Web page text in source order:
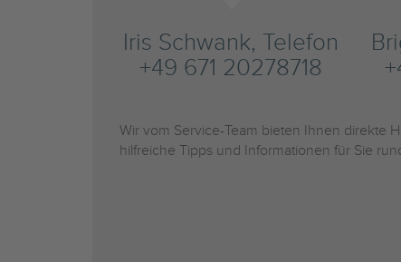
Iris Schwank, Telefon
+49 671 20278718
Wir vom Service-Team bieten Ihnen direkte
hilfreiche Tipps und Informationen für Sie